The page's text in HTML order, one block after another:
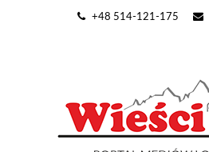
+48 514-121-175